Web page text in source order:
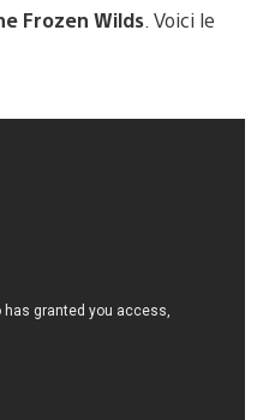
Frozen Wilds . Voici le